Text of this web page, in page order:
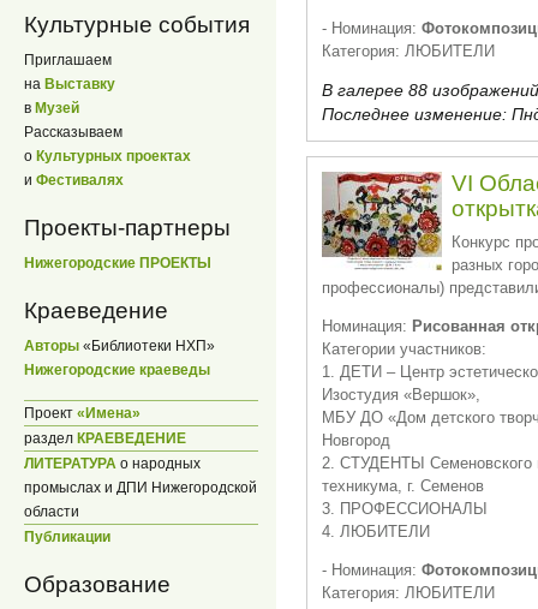
Культурные события
Приглашаем
на Выставку
в Музей
Рассказываем
о Культурных проектах
и Фестивалях
Проекты-партнеры
Нижегородские ПРОЕКТЫ
Краеведение
Авторы «Библиотеки НХП»
Нижегородские краеведы
Проект «Имена»
раздел КРАЕВЕДЕНИЕ
ЛИТЕРАТУРА о народных
промыслах и ДПИ Нижегородской
области
Публикации
Образование
- Номинация:
Категория: ЛЮБИТЕЛИ
В галерее 88
Последнее изменение:
VI
Конкурс
разных
профессионалы)
Номинация: Рисованная
Категории участников:
1. ДЕТИ – Центр
Изостудия «Вершок»,
МБУ ДО «Дом детского
Новгород
2. СТУДЕНТЫ Семеновского
техникума, г. Семенов
3. ПРОФЕССИОНАЛЫ
4. ЛЮБИТЕЛИ
- Номинация:
Категория: ЛЮБИТЕЛИ